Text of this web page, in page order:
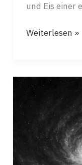
und Eis einer
BEWUSSTSEIN
EINE
ZWEISEITIGE
BEZIEHUNG
Weiterlesen »